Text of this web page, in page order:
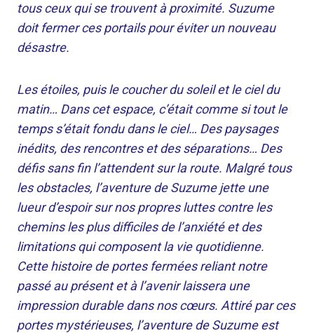
tous ceux qui se trouvent à proximité. Suzume
doit fermer ces portails pour éviter un nouveau
désastre.
Les étoiles, puis le coucher du soleil et le ciel du
matin… Dans cet espace, c’était comme si tout le
temps s’était fondu dans le ciel… Des paysages
inédits, des rencontres et des séparations… Des
défis sans fin l’attendent sur la route. Malgré tous
les obstacles, l’aventure de Suzume jette une
lueur d’espoir sur nos propres luttes contre les
chemins les plus difficiles de l’anxiété et des
limitations qui composent la vie quotidienne.
Cette histoire de portes fermées reliant notre
passé au présent et à l’avenir laissera une
impression durable dans nos cœurs. Attiré par ces
portes mystérieuses, l’aventure de Suzume est